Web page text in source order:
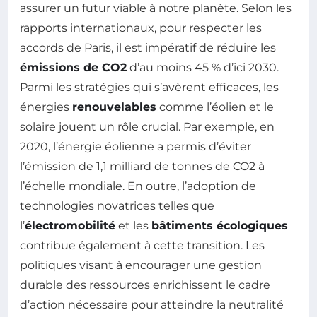
assurer un futur viable à notre planète. Selon les
rapports internationaux, pour respecter les
accords de Paris, il est impératif de réduire les
émissions de CO2 d’au moins 45 % d’ici 2030.
Parmi les stratégies qui s’avèrent efficaces, les
énergies renouvelables comme l’éolien et le
solaire jouent un rôle crucial. Par exemple, en
2020, l’énergie éolienne a permis d’éviter
l’émission de 1,1 milliard de tonnes de CO2 à
l’échelle mondiale. En outre, l’adoption de
technologies novatrices telles que
l’électromobilité et les bâtiments écologiques
contribue également à cette transition. Les
politiques visant à encourager une gestion
durable des ressources enrichissent le cadre
d’action nécessaire pour atteindre la neutralité